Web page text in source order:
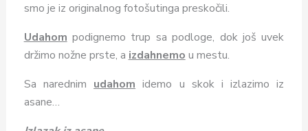
smo je iz originalnog fotošutinga preskočili.
Udahom podignemo trup sa podloge, dok još uvek
držimo nožne prste, a izdahnemo u mestu.
Sa narednim udahom idemo u skok i izlazimo iz
asane…